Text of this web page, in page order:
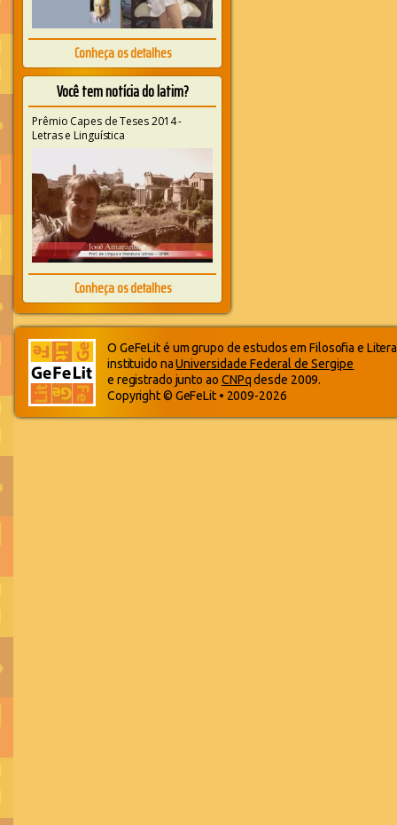
Conheça os detalhes
Você tem notícia do latim?
Prêmio Capes de Teses 2014 -
Letras e Linguística
Conheça os detalhes
O GeFeLit é um grupo de estudos em Filosofia e
instituido naUniversidade Federal de Sergipe
e registrado junto ao CNPqdesde 2009.
Copyright © GeFeLit • 2009-2026